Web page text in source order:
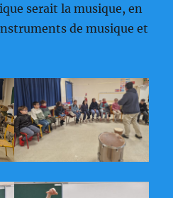
serait la musique, en
de musique et